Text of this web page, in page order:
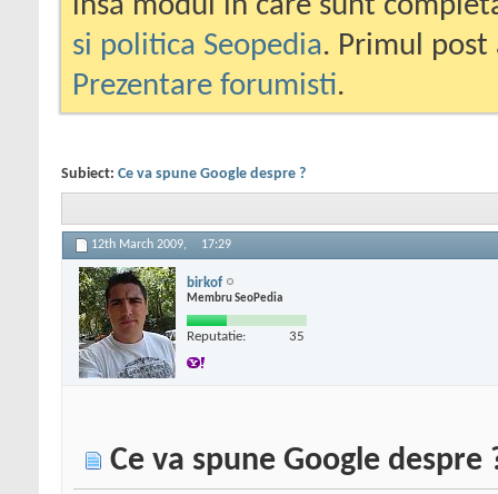
si politica Seopedia. Primul
Prezentare forumisti.
Subiect: Ce va spune Google despre ?
12th March 2009, 17:29
birkof
Membru SeoPedia
Reputatie: 35
Ce va spune Google despre